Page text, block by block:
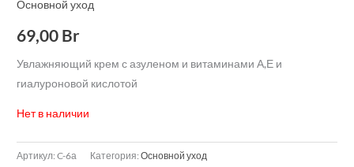
Основной уход
69,00 Br
Увлажняющий крем с азуленом и витаминами А,Е и
гиалуроновой кислотой
Нет в наличии
Артикул:C-6а Категория:Основной уход